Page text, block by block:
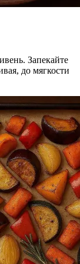
Запекайте
до мягкости